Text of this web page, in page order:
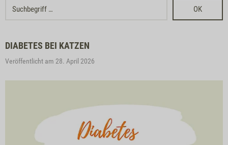
OK
DIABETES BEI KATZEN
Veröffentlicht am 28. April 2026